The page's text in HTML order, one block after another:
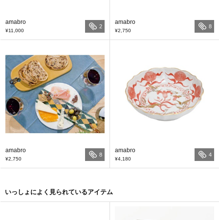
amabro
¥11,000
2
amabro
¥2,750
8
amabro
¥2,750
8
amabro
¥4,180
4
いっしょによく見られているアイテム